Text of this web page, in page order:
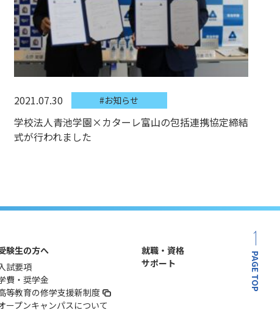
2021.07.30 #お知らせ
学校法人青池学園×カターレ富山の包括連携協定締結
式が行われました
PAGE TOP
験生の方へ
試要項
費・奨学金
等教育の修学支援新制度
ープンキャンパスについて
就職・資格
サポート